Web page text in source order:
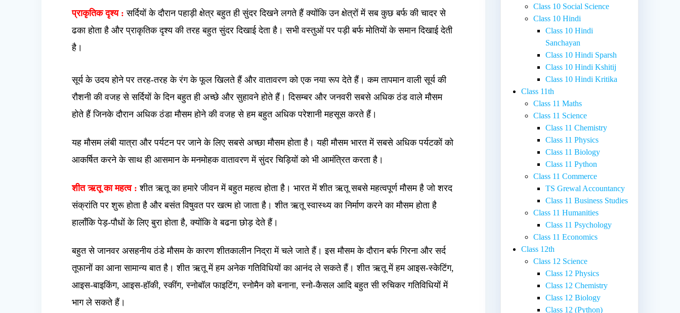
प्राकृतिक दृश्य : सर्दियों के दौरान पहाड़ी क्षेत्र बहुत ही सुंदर दिखने लगते हैं क्योंकि उन क्षेत्रों में सब कुछ बर्फ की चादर से
ढका होता है और प्राकृतिक दृश्य की तरह बहुत सुंदर दिखाई देता है। सभी वस्तुओं पर पड़ी बर्फ मोतियों के समान दिखाई देती
है।
सूर्य के उदय होने पर तरह-तरह के रंग के फूल खिलते हैं और वातावरण को एक नया रूप देते हैं। कम तापमान वाली सूर्य की
रौशनी की वजह से सर्दियों के दिन बहुत ही अच्छे और सुहावने होते हैं। दिसम्बर और जनवरी सबसे अधिक ठंड वाले मौसम
होते हैं जिनके दौरान अधिक ठंडा मौसम होने की वजह से हम बहुत अधिक परेशानी महसूस करते हैं।
यह मौसम लंबी यात्रा और पर्यटन पर जाने के लिए सबसे अच्छा मौसम होता है। यही मौसम भारत में सबसे अधिक पर्यटकों को
आकर्षित करने के साथ ही आसमान के मनमोहक वातावरण में सुंदर चिड़ियों को भी आमंत्रित करता है।
शीत ऋतू का महत्व : शीत ऋतू का हमारे जीवन में बहुत महत्व होता है। भारत में शीत ऋतू सबसे महत्वपूर्ण मौसम है जो शरद
संक्रांति पर शुरू होता है और बसंत विषुवत पर खत्म हो जाता है। शीत ऋतू स्वास्थ्य का निर्माण करने का मौसम होता है
हालाँकि पेड़-पौधों के लिए बुरा होता है, क्योंकि वे बढना छोड़ देते हैं।
बहुत से जानवर असहनीय ठंडे मौसम के कारण शीतकालीन निद्रा में चले जाते हैं। इस मौसम के दौरान बर्फ गिरना और सर्द
तूफानों का आना सामान्य बात है। शीत ऋतू में हम अनेक गतिविधियों का आनंद ले सकते हैं। शीत ऋतू में हम आइस-स्केटिंग,
आइस-बाइकिंग, आइस-हॉकी, स्कींग, स्नोबॉल फाइटिंग, स्नोमैन को बनाना, स्नो-कैसल आदि बहुत सी रुचिकर गतिविधियों में
भाग ले सकते हैं।
Class 10 Social Science
Class 10 Hindi
Class 10 Hindi
Sanchayan
Class 10 Hindi Sparsh
Class 10 Hindi Kshitij
Class 10 Hindi Kritika
Class 11th
Class 11 Maths
Class 11 Science
Class 11 Chemistry
Class 11 Physics
Class 11 Biology
Class 11 Python
Class 11 Commerce
TS Grewal Accountancy
Class 11 Business Studies
Class 11 Humanities
Class 11 Psychology
Class 11 Economics
Class 12th
Class 12 Science
Class 12 Physics
Class 12 Chemistry
Class 12 Biology
Class 12 (Python)